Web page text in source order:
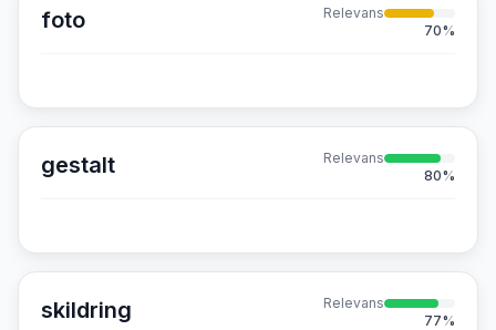
foto
Relevans
70%
gestalt
Relevans
80%
skildring
Relevans
77%